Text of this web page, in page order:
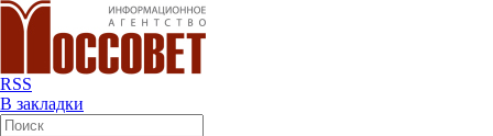
RSS
В закладки